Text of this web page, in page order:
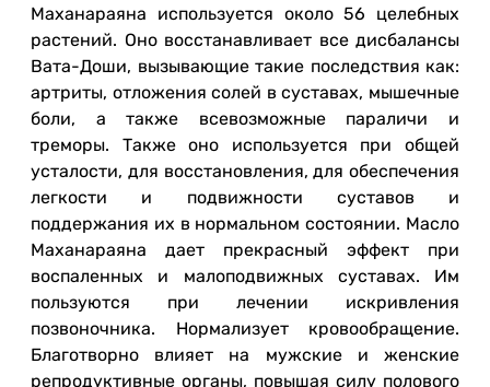
Маханараяна используется около 56 целебных
растений. Оно восстанавливает все дисбалансы
Вата-Доши, вызывающие такие последствия как:
артриты, отложения солей в суставах, мышечные
боли, а также всевозможные параличи и
треморы. Также оно используется при общей
усталости, для восстановления, для обеспечения
легкости и подвижности суставов и
поддержания их в нормальном состоянии. Масло
Маханараяна дает прекрасный эффект при
воспаленных и малоподвижных суставах. Им
пользуются при лечении искривления
позвоночника. Нормализует кровообращение.
Благотворно влияет на мужские и женские
репродуктивные органы, повышая силу полового